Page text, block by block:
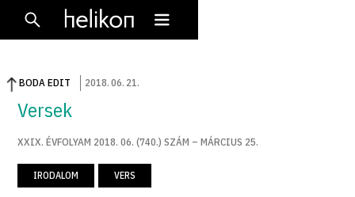
BODA EDIT 2018.06. 21.
Versek
XXIX. ÉVFOLYAM 2018. 06. (740.) SZÁM – MÁRCIUS 25.
IRODALOM VERS